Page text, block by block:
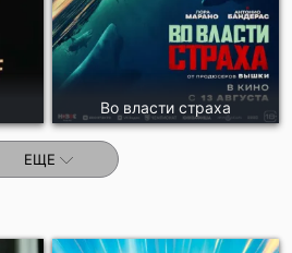
Во власти страха
ЕЩЕ